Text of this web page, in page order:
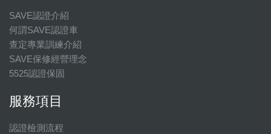
SAVE認證介紹
何謂SAVE認證車
查定專業訓練介紹
SAVE保修經營理念
5525認證保固
服務項目
認證檢測流程